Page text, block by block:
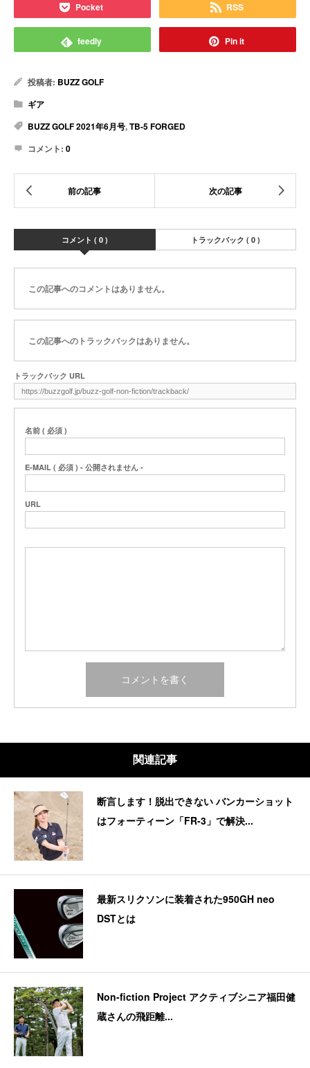
Pocket RSS
feedly Pin it
投稿者: BUZZ GOLF
ギア
BUZZ GOLF 2021年6月号,TB-5 FORGED
コメント: 0
コメント ( 0 ) トラックバック ( 0 )
この記事へのコメントはありません。
この記事へのトラックバックはありません。
トラックバック URL
名前 ( 必須 )
E-MAIL ( 必須 ) - 公開されません -
URL
関連記事
断言します！脱出できない バンカーショット
はフォーティーン「FR-3」で解決...
最新スリクソンに装着された950GH neo
DSTとは
Non-fiction Project アクティブシニア福田健
蔵さんの飛距離...